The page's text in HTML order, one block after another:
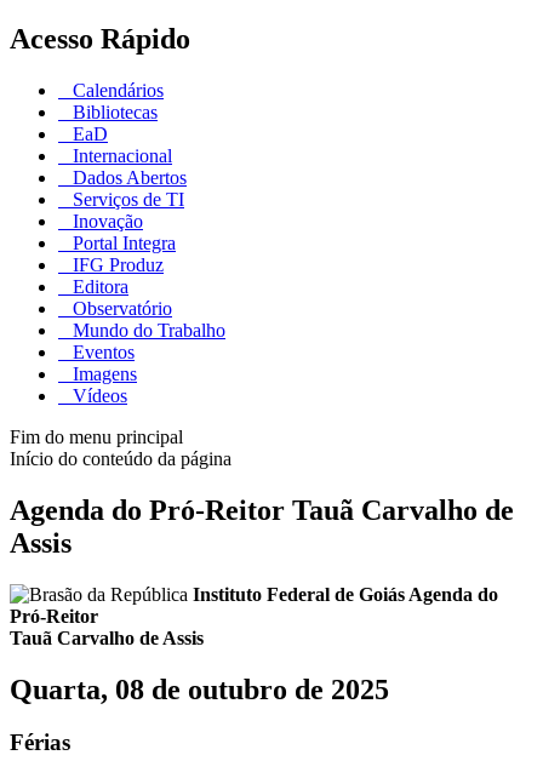
Acesso Rápido
Calendários
Bibliotecas
EaD
Internacional
Dados Abertos
Serviços de TI
Inovação
Portal Integra
IFG Produz
Editora
Observatório
Mundo do Trabalho
Eventos
Imagens
Vídeos
Fim do menu principal
Início do conteúdo da página
Agenda do Pró-Reitor Tauã Carvalho de
Assis
Instituto Federal de Goiás Agenda do
Pró-Reitor
Tauã Carvalho de Assis
Quarta, 08 de outubro de 2025
Férias